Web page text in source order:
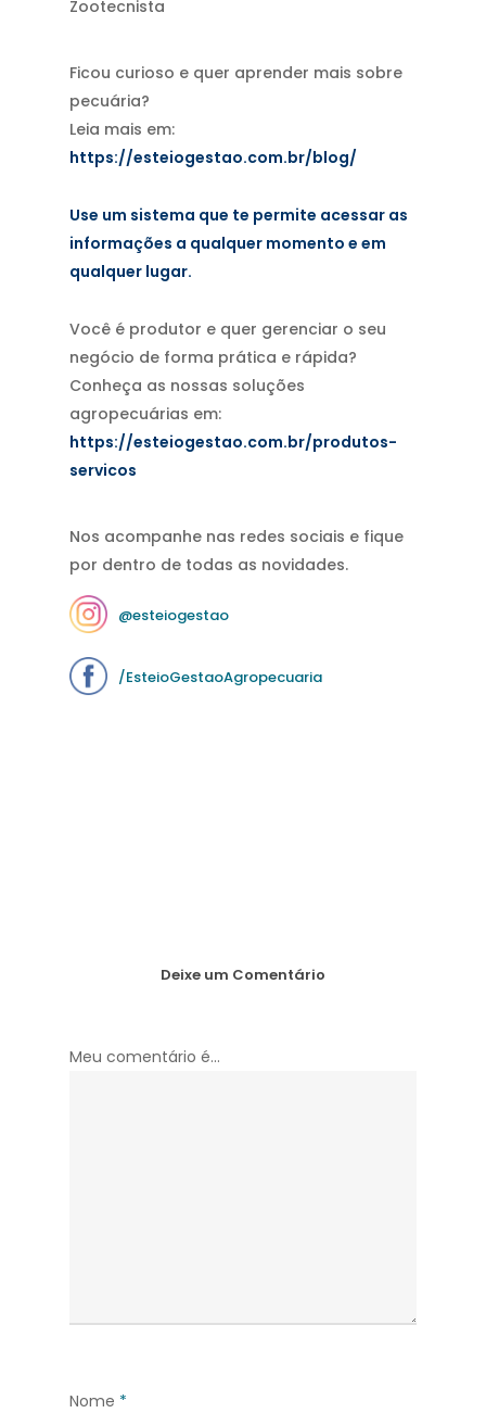
Zootecnista
Ficou curioso e quer aprender mais sobre
pecuária?
Leia mais em:
https://esteiogestao.com.br/blog/
Use um sistema que te permite acessar as
informações a qualquer momento e em
qualquer lugar.
Você é produtor e quer gerenciar o seu
negócio de forma prática e rápida?
Conheça as nossas soluções
agropecuárias em:
https://esteiogestao.com.br/produtos-
servicos
Nos acompanhe nas redes sociais e fique
por dentro de todas as novidades.
@esteiogestao
/EsteioGestaoAgropecuaria
Deixe um Comentário
Meu comentário é...
Nome *